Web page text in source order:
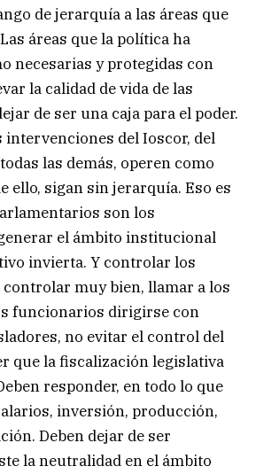
de jerarquía a las áreas que
áreas que la política ha
necesarias y protegidas con
la calidad de vida de las
de ser una caja para el poder.
intervenciones del Ioscor, del
las demás, operen como
ello, sigan sin jerarquía. Eso es
son los
el ámbito institucional
invierta. Y controlar los
controlar muy bien, llamar a los
funcionarios dirigirse con
no evitar el control del
que la fiscalización legislativa
responder, en todo lo que
inversión, producción,
Deben dejar de ser
la neutralidad en el ámbito